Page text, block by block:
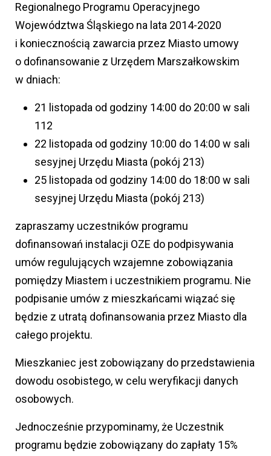
Regionalnego Programu Operacyjnego
Województwa Śląskiego na lata 2014-2020
i koniecznością zawarcia przez Miasto umowy
o dofinansowanie z Urzędem Marszałkowskim
w dniach:
21 listopada od godziny 14:00 do 20:00 w sali
112
22 listopada od godziny 10:00 do 14:00 w sali
sesyjnej Urzędu Miasta (pokój 213)
25 listopada od godziny 14:00 do 18:00 w sali
sesyjnej Urzędu Miasta (pokój 213)
zapraszamy uczestników programu
dofinansowań instalacji OZE do podpisywania
umów regulujących wzajemne zobowiązania
pomiędzy Miastem i uczestnikiem programu. Nie
podpisanie umów z mieszkańcami wiązać się
będzie z utratą dofinansowania przez Miasto dla
całego projektu.
Mieszkaniec jest zobowiązany do przedstawienia
dowodu osobistego, w celu weryfikacji danych
osobowych.
Jednocześnie przypominamy, że Uczestnik
programu będzie zobowiązany do zapłaty 15%